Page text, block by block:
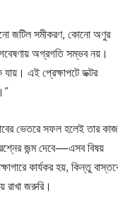
জটিল সমীকরণ, কোনো অণুর
গবেষণায় অগ্রগতি সম্ভব নয়।
এই প্রেক্ষাপটে ডক্টর
ভেতরে সফল হলেই তার কাজ
জন্ম দেবে—এসব বিষয়
কার্যকর হয়, কিন্তু
রাখা জরুরি।